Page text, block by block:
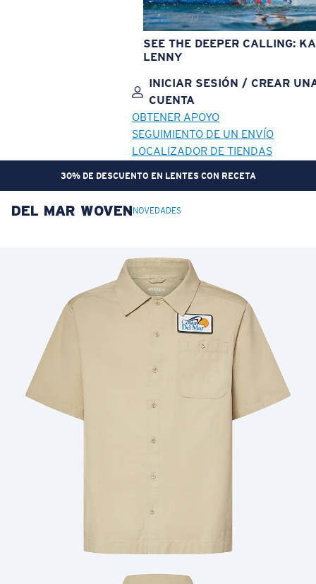
SEE THE DEEPER CALLING:
LENNY
INICIAR SESIÓN / CREAR
CUENTA
OBTENER APOYO
SEGUIMIENTO DE UN ENVÍO
LOCALIZADOR DE TIENDAS
30% DE DESCUENTO EN LENTES CON RECETA
OBJETIVO ACTUALIZADO¡AGREGADO AL CARRITO!
Cantidad:
Precio:
Sin cargo
Cantidad:
DEL MAR WOVEN NOVEDADES